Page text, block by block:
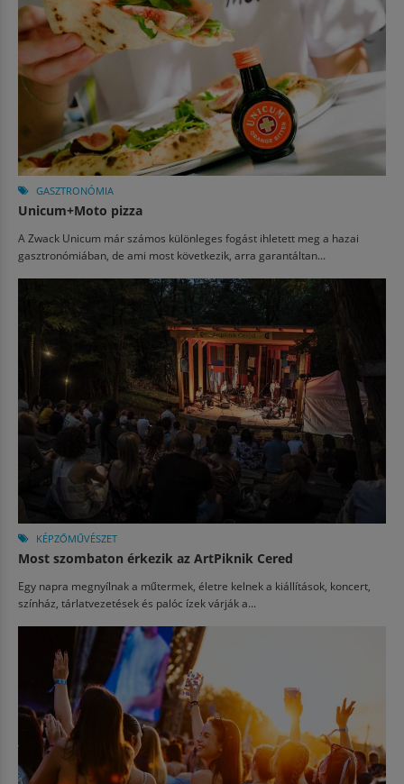
GASZTRONÓMIA
Unicum+Moto pizza
A Zwack Unicum már számos különleges fogást ihletett meg a hazai
gasztronómiában, de ami most következik, arra garantáltan...
KÉPZŐMŰVÉSZET
Most szombaton érkezik az ArtPiknik Cered
Egy napra megnyílnak a műtermek, életre kelnek a kiállítások, koncert,
színház, tárlatvezetések és palóc ízek várják a...